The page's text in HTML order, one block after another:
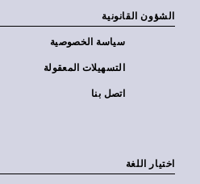
الشؤون القانونية
سياسة الخصوصية
التسهيلات المعقولة
اتصل بنا
اختيار اللغة